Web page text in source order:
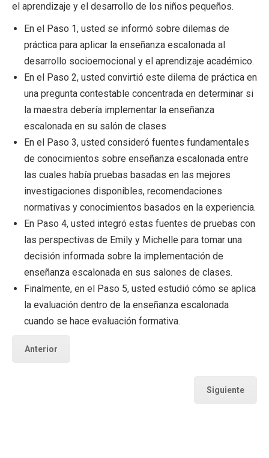
el aprendizaje y el desarrollo de los niños pequeños.
En el Paso 1, usted se informó sobre dilemas de
práctica para aplicar la enseñanza escalonada al
desarrollo socioemocional y el aprendizaje académico.
En el Paso 2, usted convirtió este dilema de práctica en
una pregunta contestable concentrada en determinar si
la maestra debería implementar la enseñanza
escalonada en su salón de clases
En el Paso 3, usted consideró fuentes fundamentales
de conocimientos sobre enseñanza escalonada entre
las cuales había pruebas basadas en las mejores
investigaciones disponibles, recomendaciones
normativas y conocimientos basados en la experiencia.
En Paso 4, usted integró estas fuentes de pruebas con
las perspectivas de Emily y Michelle para tomar una
decisión informada sobre la implementación de
enseñanza escalonada en sus salones de clases.
Finalmente, en el Paso 5, usted estudió cómo se aplica
la evaluación dentro de la enseñanza escalonada
cuando se hace evaluación formativa.
Anterior
Siguiente